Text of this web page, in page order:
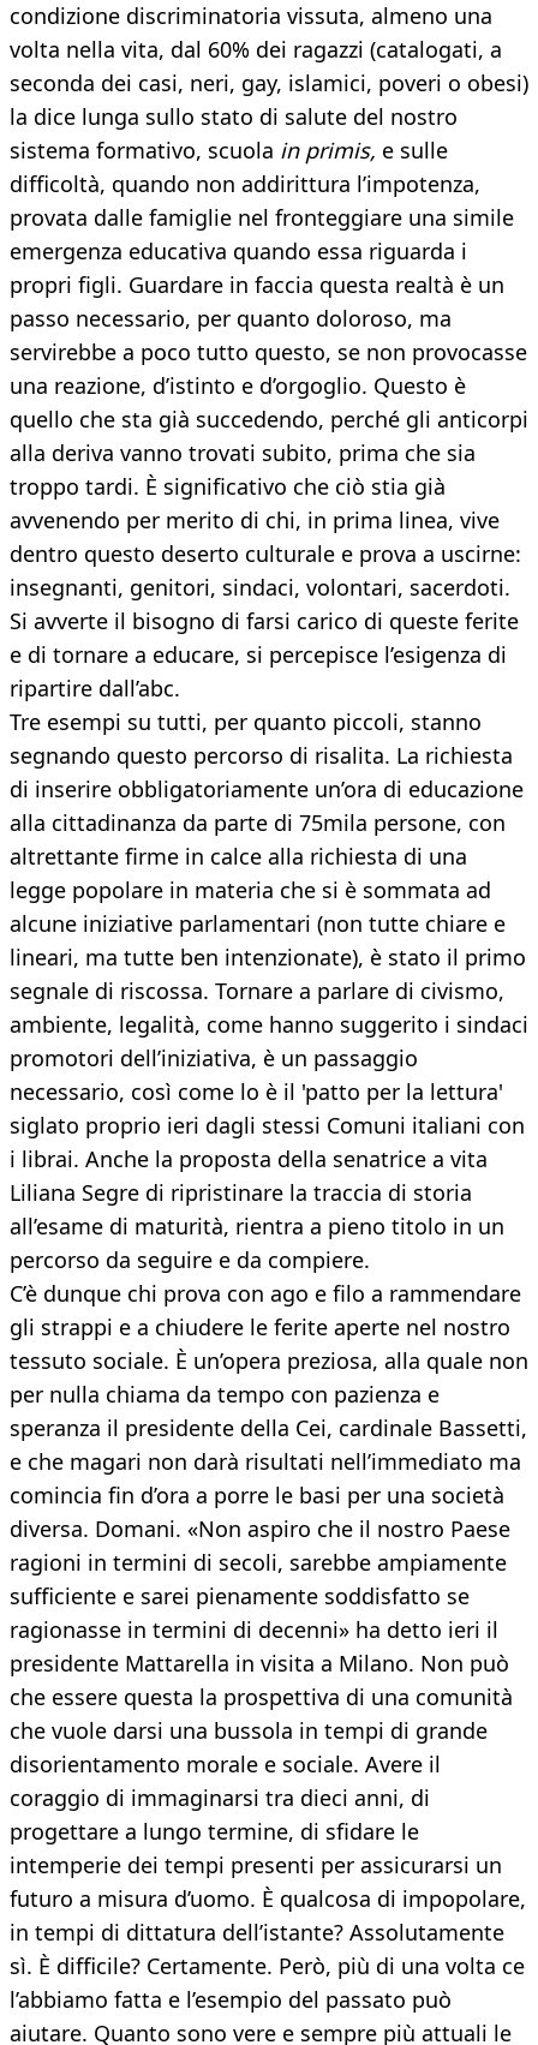
condizione discriminatoria vissuta, almeno una
volta nella vita, dal 60% dei ragazzi (catalogati, a
seconda dei casi, neri, gay, islamici, poveri o obesi)
la dice lunga sullo stato di salute del nostro
sistema formativo, scuola in primis, e sulle
difficoltà, quando non addirittura l’impotenza,
provata dalle famiglie nel fronteggiare una simile
emergenza educativa quando essa riguarda i
propri figli. Guardare in faccia questa realtà è un
passo necessario, per quanto doloroso, ma
servirebbe a poco tutto questo, se non provocasse
una reazione, d’istinto e d’orgoglio. Questo è
quello che sta già succedendo, perché gli anticorpi
alla deriva vanno trovati subito, prima che sia
troppo tardi. È significativo che ciò stia già
avvenendo per merito di chi, in prima linea, vive
dentro questo deserto culturale e prova a uscirne:
insegnanti, genitori, sindaci, volontari, sacerdoti.
Si avverte il bisogno di farsi carico di queste ferite
e di tornare a educare, si percepisce l’esigenza di
ripartire dall’abc.
Tre esempi su tutti, per quanto piccoli, stanno
segnando questo percorso di risalita. La richiesta
di inserire obbligatoriamente un’ora di educazione
alla cittadinanza da parte di 75mila persone, con
altrettante firme in calce alla richiesta di una
legge popolare in materia che si è sommata ad
alcune iniziative parlamentari (non tutte chiare e
lineari, ma tutte ben intenzionate), è stato il primo
segnale di riscossa. Tornare a parlare di civismo,
ambiente, legalità, come hanno suggerito i sindaci
promotori dell’iniziativa, è un passaggio
necessario, così come lo è il 'patto per la lettura'
siglato proprio ieri dagli stessi Comuni italiani con
i librai. Anche la proposta della senatrice a vita
Liliana Segre di ripristinare la traccia di storia
all’esame di maturità, rientra a pieno titolo in un
percorso da seguire e da compiere.
C’è dunque chi prova con ago e filo a rammendare
gli strappi e a chiudere le ferite aperte nel nostro
tessuto sociale. È un’opera preziosa, alla quale non
per nulla chiama da tempo con pazienza e
speranza il presidente della Cei, cardinale Bassetti,
e che magari non darà risultati nell’immediato ma
comincia fin d’ora a porre le basi per una società
diversa. Domani. «Non aspiro che il nostro Paese
ragioni in termini di secoli, sarebbe ampiamente
sufficiente e sarei pienamente soddisfatto se
ragionasse in termini di decenni» ha detto ieri il
presidente Mattarella in visita a Milano. Non può
che essere questa la prospettiva di una comunità
che vuole darsi una bussola in tempi di grande
disorientamento morale e sociale. Avere il
coraggio di immaginarsi tra dieci anni, di
progettare a lungo termine, di sfidare le
intemperie dei tempi presenti per assicurarsi un
futuro a misura d’uomo. È qualcosa di impopolare,
in tempi di dittatura dell’istante? Assolutamente
sì. È difficile? Certamente. Però, più di una volta ce
l’abbiamo fatta e l’esempio del passato può
aiutare. Quanto sono vere e sempre più attuali le